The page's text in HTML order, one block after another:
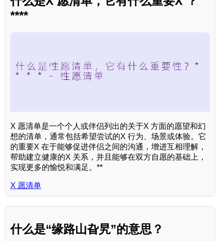
****
X 愿清单是一个个人或伴侣列出的关于X 方面的愿望和幻
想的清单，通常包括希望尝试的X 行为、场景或体验。它
的重要X 在于能够促进伴侣之间的沟通，增进互相理解，
帮助建立健康的X 关系，并且能够在双方自愿的基础上，
实现更多的愉悦和满足。**
X 愿清单
什么是“缘路山旮旯”的意思？